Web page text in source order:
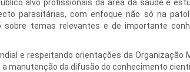
alvo profissionais da área da saúde e
parasitárias, com enfoque não só na
sobre temas relevantes e de importante
e respeitando orientações da
manutenção da difusão do conhecimento